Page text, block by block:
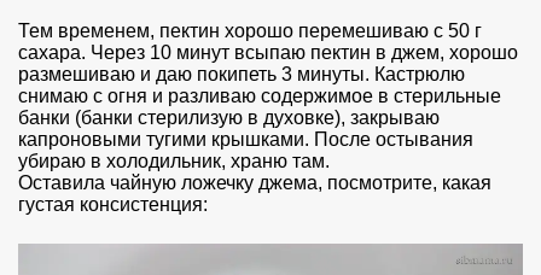
Тем временем, пектин хорошо перемешиваю с 50 г
сахара. Через 10 минут всыпаю пектин в джем, хорошо
размешиваю и даю покипеть 3 минуты. Кастрюлю
снимаю с огня и разливаю содержимое в стерильные
банки (банки стерилизую в духовке), закрываю
капроновыми тугими крышками. После остывания
убираю в холодильник, храню там.
Оставила чайную ложечку джема, посмотрите, какая
густая консистенция: